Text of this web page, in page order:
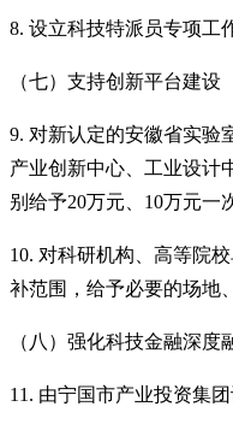
8. 设立科技特派员专项工
（七）支持创新平台建设
9. 对新认定的安徽省实验
产业创新中心、工业设计
别给予20万元、10万元一
10. 对科研机构、高等院
补范围，给予必要的场地
（八）强化科技金融深度
11. 由宁国市产业投资集